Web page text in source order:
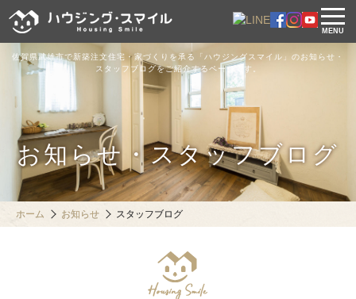
佐賀県武雄市で新築注文住宅・家づくりを承る「ハウジングスマイル」のお知らせ・
スタッフブログをご紹介するページです。
お知らせ・スタッフブログ
MENU
ホーム お知らせ スタッフブログ